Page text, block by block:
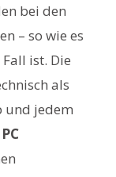
bei den
– so wie es
ist. Die
als
und jedem